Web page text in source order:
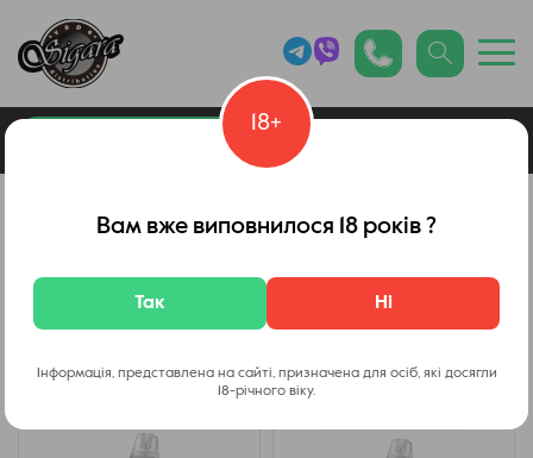
Каталог товарів
Бюджетні ПОД системи
18+
Вам вже виповнилося 18 років ?
Так Ні
Інформація, представлена на сайті, призначена для осіб, які досягли
18-річного віку.